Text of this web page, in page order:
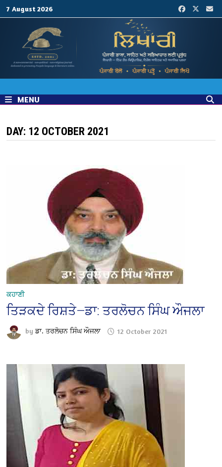
7 August 2026
MENU
DAY: 12 OCTOBER 2021
ਕਹਾਣੀ
ਤਿੜਕਦੇ ਰਿਸ਼ਤੇ—ਡਾ: ਤਰਲੋਚਨ ਸਿੰਘ ਔਜਲਾ
byਡਾ. ਤਰਲੋਚਨ ਸਿੰਘ ਔਜਲਾ 12 October 2021